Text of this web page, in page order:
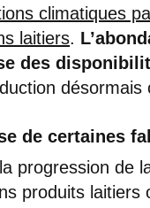
climatiques
laitiers.
des
de certaines
progression de
produits laitiers